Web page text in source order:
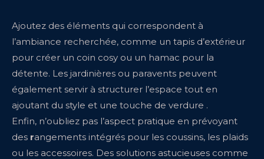
Ajoutez des éléments qui correspondent à
l’ambiance recherchée, comme un tapis d’extérieur
pour créer un coin cosy ou un hamac pour la
détente. Les jardinières ou paravents peuvent
également servir à structurer l’espace tout en
ajoutant du style et une touche de verdure .
Enfin, n’oubliez pas l’aspect pratique en prévoyant
des rangements intégrés pour les coussins, les plaids
ou les accessoires. Des solutions astucieuses comme